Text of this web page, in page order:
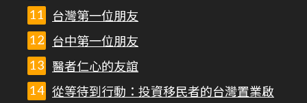
台灣第一位朋友
台中第一位朋友
醫者仁心的友誼
從等待到行動：投資移民者的台灣置業啟